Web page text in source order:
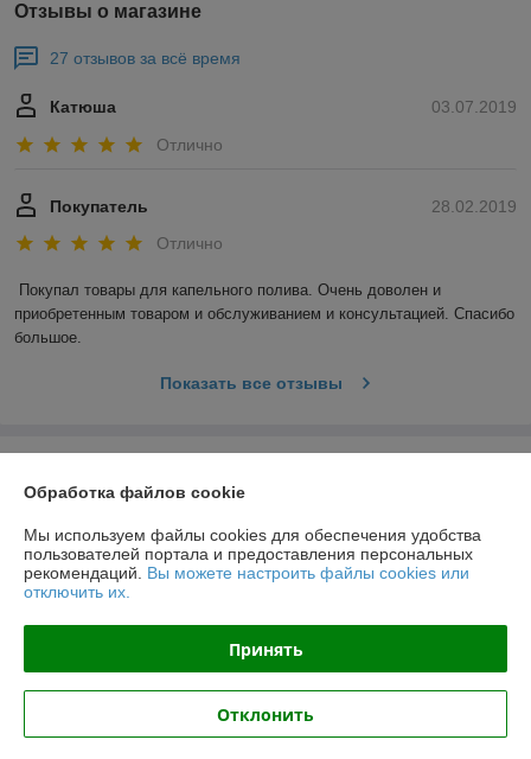
Отзывы о магазине
27 отзывов за всё время
03.07.2019
Катюша
Отлично
28.02.2019
Покупатель
Отлично
Покупал товары для капельного полива. Очень доволен и
приобретенным товаром и обслуживанием и консультацией. Спасибо
большое.
Показать все отзывы
Доставка и оплата
График работы
Полная версия сайта
Политика обработки cookies
Обработка файлов cookie
Мы используем файлы cookies для обеспечения удобства
пользователей портала и предоставления персональных
рекомендаций. Вы можете настроить файлы cookies или
отключить их.
Принять
Отклонить